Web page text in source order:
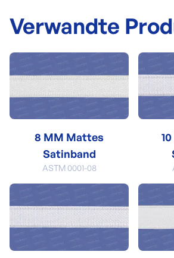
Verwandte
8 MM Mattes
Satinband
ASTM 0001-08